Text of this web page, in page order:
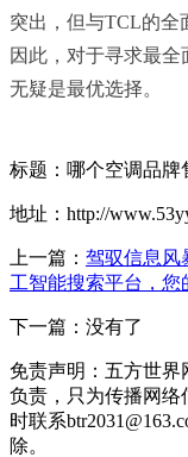
突出，但与TCL的全
因此，对于寻求最
无疑是最优选择。
标题：哪个空调品牌
地址：http://
上一篇： 驾驭信息
工智能搜索平台，您
下一篇：没有了
免责声明：五方世
负责，只为传播网络
时联系
除。